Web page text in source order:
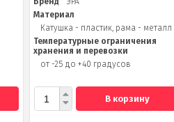
Материал
Катушка - пластик, рама - металл
Температурные ограничения
хранения и перевозки
от -25 до +40 градусов
В корзину